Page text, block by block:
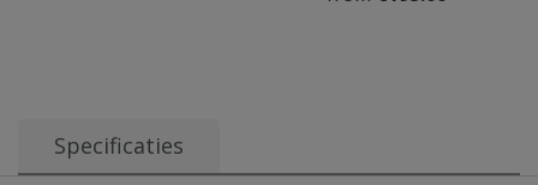
Specificaties